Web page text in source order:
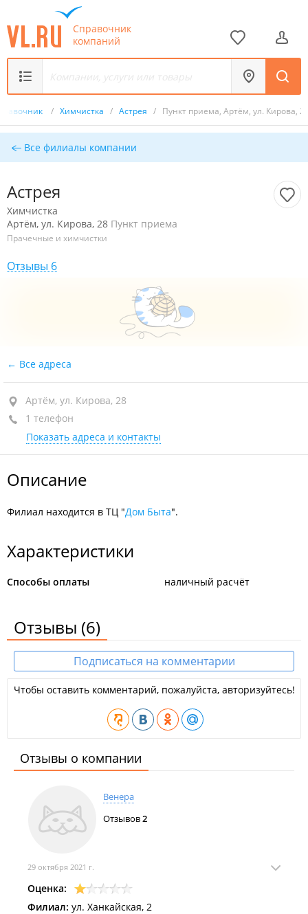
Справочник
компаний
/ Химчистка / Астрея / Пункт приема, Артём, ул. Кирова,
Все филиалы компании
Астрея
Химчистка
Артём, ул. Кирова, 28 Пункт приема
Прачечные и химчистки
Отзывы 6
Все адреса
Артём, ул. Кирова, 28
1 телефон
Показать адреса и контакты
Описание
Филиал находится в ТЦ "Дом Быта".
Характеристики
Способы оплаты наличный расчёт
Отзывы (6)
Подписаться на комментарии
Чтобы оставить комментарий, пожалуйста, авторизуйтесь!
Отзывы о компании
Венера
Отзывов2
29 октября 2021 г.
Оценка:
Филиал: ул. Ханкайская, 2